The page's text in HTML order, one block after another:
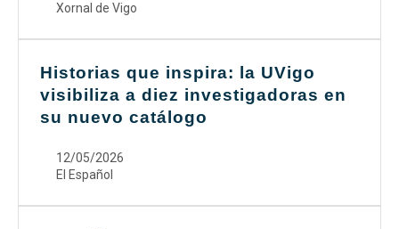
Xornal de Vigo
Historias que inspira: la UVigo
visibiliza a diez investigadoras en
su nuevo catálogo
12/05/2026
El Español